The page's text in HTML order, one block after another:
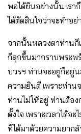
พอได้ยินอย่างนั้น เรา
ได้ตัดสินใจว่าจะทำอย่
จากนั้นหลวงตาท่านก็
ก็ลุกขึ้นมากราบพระ
บวรฯ ท่านจะอยู่ก็อยู่
ความยินดี เพราะท่าน
ท่านไม่ให้อยู่ ท่านต้อง
ตั้งใจ เพราะเวลาได้อ
ที่ได้มาด้วยความยากล